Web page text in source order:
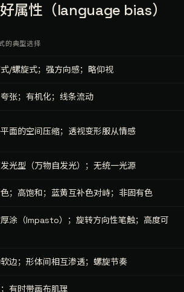
属性（language bias）
的典型选择
/螺旋式；强方向感；略仰视
张；有机化；线条流动
面的空间压缩；透视变形服从情感
光型（万物自发光）；无统一光源
；高饱和；蓝黄互补色对峙；非固有色
涂（Impasto）；旋转方向性笔触；高度可
边；形体间相互渗透；螺旋节奏
有时带画布肌理